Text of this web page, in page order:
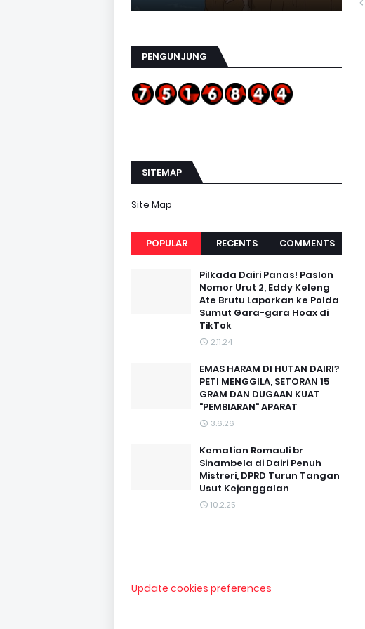
PENGUNJUNG
SITEMAP
Site Map
POPULAR RECENTS COMMENTS
Pilkada Dairi Panas! Paslon
Nomor Urut 2, Eddy Keleng
Ate Brutu Laporkan ke Polda
Sumut Gara-gara Hoax di
TikTok
2.11.24
EMAS HARAM DI HUTAN DAIRI?
PETI MENGGILA, SETORAN 15
GRAM DAN DUGAAN KUAT
"PEMBIARAN" APARAT
3.6.26
Kematian Romauli br
Sinambela di Dairi Penuh
Mistreri, DPRD Turun Tangan
Usut Kejanggalan
10.2.25
Update cookies preferences